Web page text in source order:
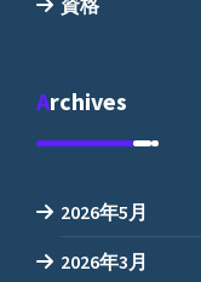
Archives
2026年5月
2026年3月